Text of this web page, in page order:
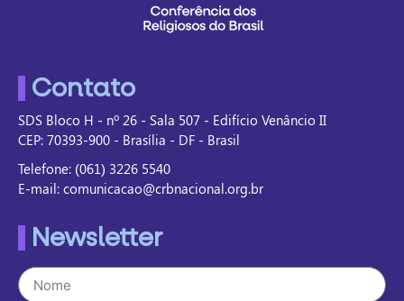
Contato
SDS Bloco H - nº 26 - Sala 507 - Edifício Venâncio II
CEP: 70393-900 - Brasília - DF - Brasil
Telefone: (061) 3226 5540
E-mail: comunicacao@crbnacional.org.br
Newsletter